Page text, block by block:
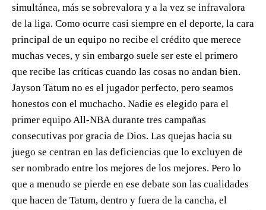
simultánea, más se sobrevalora y a la vez se infravalora
de la liga. Como ocurre casi siempre en el deporte, la cara
principal de un equipo no recibe el crédito que merece
muchas veces, y sin embargo suele ser este el primero
que recibe las críticas cuando las cosas no andan bien.
Jayson Tatum no es el jugador perfecto, pero seamos
honestos con el muchacho. Nadie es elegido para el
primer equipo All-NBA durante tres campañas
consecutivas por gracia de Dios. Las quejas hacia su
juego se centran en las deficiencias que lo excluyen de
ser nombrado entre los mejores de los mejores. Pero lo
que a menudo se pierde en ese debate son las cualidades
que hacen de Tatum, dentro y fuera de la cancha, el